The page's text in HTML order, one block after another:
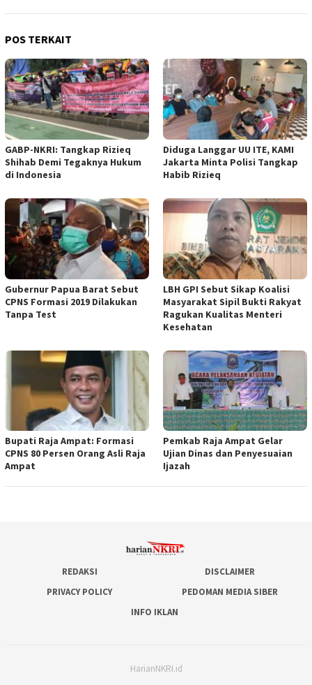
POS TERKAIT
GABP-NKRI: Tangkap Rizieq
Shihab Demi Tegaknya Hukum
di Indonesia
Diduga Langgar UU ITE, KAMI
Jakarta Minta Polisi Tangkap
Habib Rizieq
Gubernur Papua Barat Sebut
CPNS Formasi 2019 Dilakukan
Tanpa Test
LBH GPI Sebut Sikap Koalisi
Masyarakat Sipil Bukti Rakyat
Ragukan Kualitas Menteri
Kesehatan
Bupati Raja Ampat: Formasi
CPNS 80 Persen Orang Asli Raja
Ampat
Pemkab Raja Ampat Gelar
Ujian Dinas dan Penyesuaian
Ijazah
REDAKSI
DISCLAIMER
PRIVACY POLICY
PEDOMAN MEDIA SIBER
INFO IKLAN
HarianNKRI.id